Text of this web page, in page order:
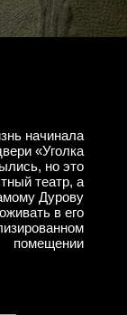
начинала
«Уголка
но это
театр, а
Дурову
в его
помещении